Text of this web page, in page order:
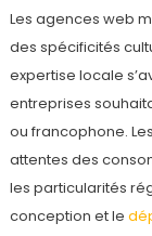
Les agences web
des spécificités
expertise locale
entreprises
ou francophone.
attentes des
les particularités
conception et le